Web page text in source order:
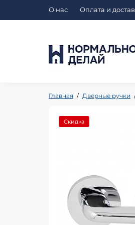
О нас Оплата и
Главная Дверные ручки
Скидка